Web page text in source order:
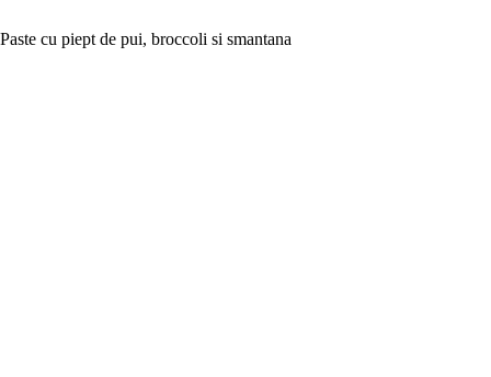
Paste cu piept de pui, broccoli si smantana